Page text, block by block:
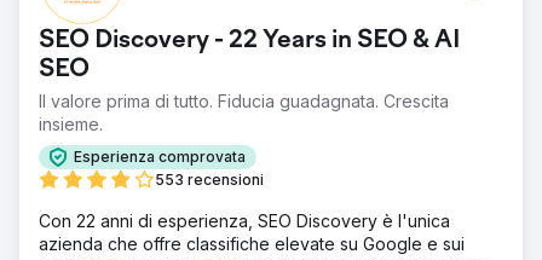
SEO Discovery - 22 Years in SEO & AI
SEO
Il valore prima di tutto. Fiducia guadagnata. Crescita
insieme.
Esperienza comprovata
553 recensioni
Con 22 anni di esperienza, SEO Discovery è l'unica
azienda che offre classifiche elevate su Google e sui